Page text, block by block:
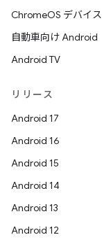
ChromeOS デバイス
自動車向け Android
Android TV
リリース
Android 17
Android 16
Android 15
Android 14
Android 13
Android 12